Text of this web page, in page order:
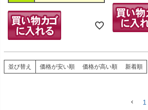
並び替え 価格が安い順 価格が高い順 新着順
1